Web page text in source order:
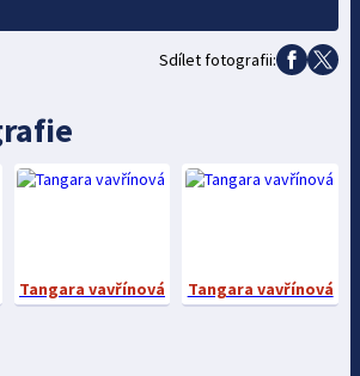
Sdílet fotografii:
Tangara vavřínová Tangara vavřínová